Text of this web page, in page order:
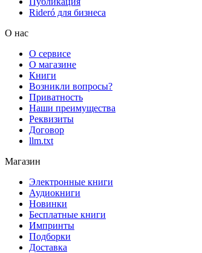
Rideró для бизнеса
О нас
О сервисе
О магазине
Книги
Возникли вопросы?
Приватность
Наши преимущества
Реквизиты
Договор
llm.txt
Магазин
Электронные книги
Аудиокниги
Новинки
Бесплатные книги
Импринты
Подборки
Доставка